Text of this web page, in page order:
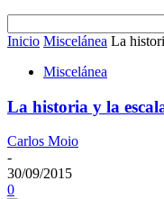
Inicio Miscelánea La
Miscelánea
La historia y la
Carlos Moio
-
30/09/2015
0